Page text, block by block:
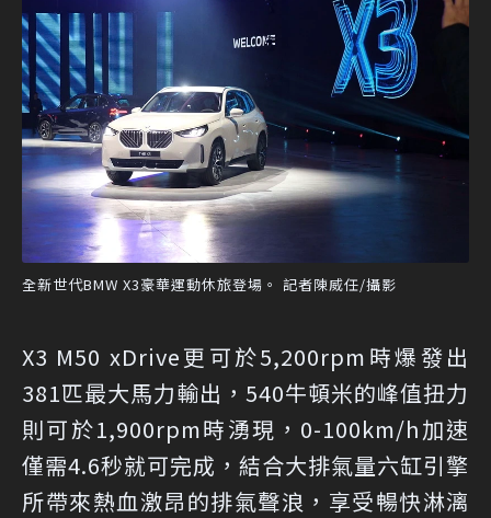
全新世代BMW X3豪華運動休旅登場。 記者陳威任/攝影
X3 M50 xDrive更可於5,200rpm時爆發出
381匹最大馬力輸出，540牛頓米的峰值扭力
則可於1,900rpm時湧現，0-100km/h加速
僅需4.6秒就可完成，結合大排氣量六缸引擎
所帶來熱血激昂的排氣聲浪，享受暢快淋漓